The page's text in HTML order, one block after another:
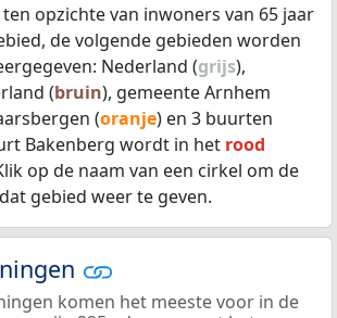
opzichte van inwoners van 65 jaar
de volgende gebieden worden
Nederland (grijs),
(bruin), gemeente Arnhem
(oranje) en 3 buurten
Bakenberg wordt in het rood
op de naam van een cirkel om de
gebied weer te geven.
komen het meeste voor in de